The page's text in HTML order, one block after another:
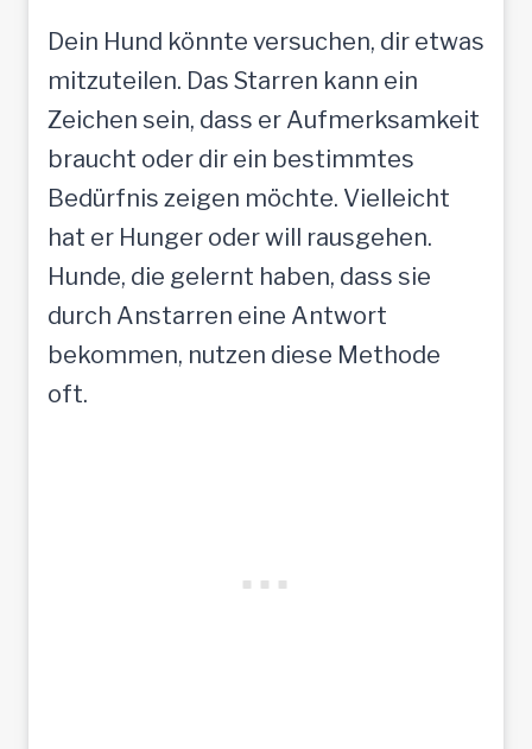
Dein Hund könnte versuchen, dir etwas
mitzuteilen. Das Starren kann ein
Zeichen sein, dass er Aufmerksamkeit
braucht oder dir ein bestimmtes
Bedürfnis zeigen möchte. Vielleicht
hat er Hunger oder will rausgehen.
Hunde, die gelernt haben, dass sie
durch Anstarren eine Antwort
bekommen, nutzen diese Methode
oft.